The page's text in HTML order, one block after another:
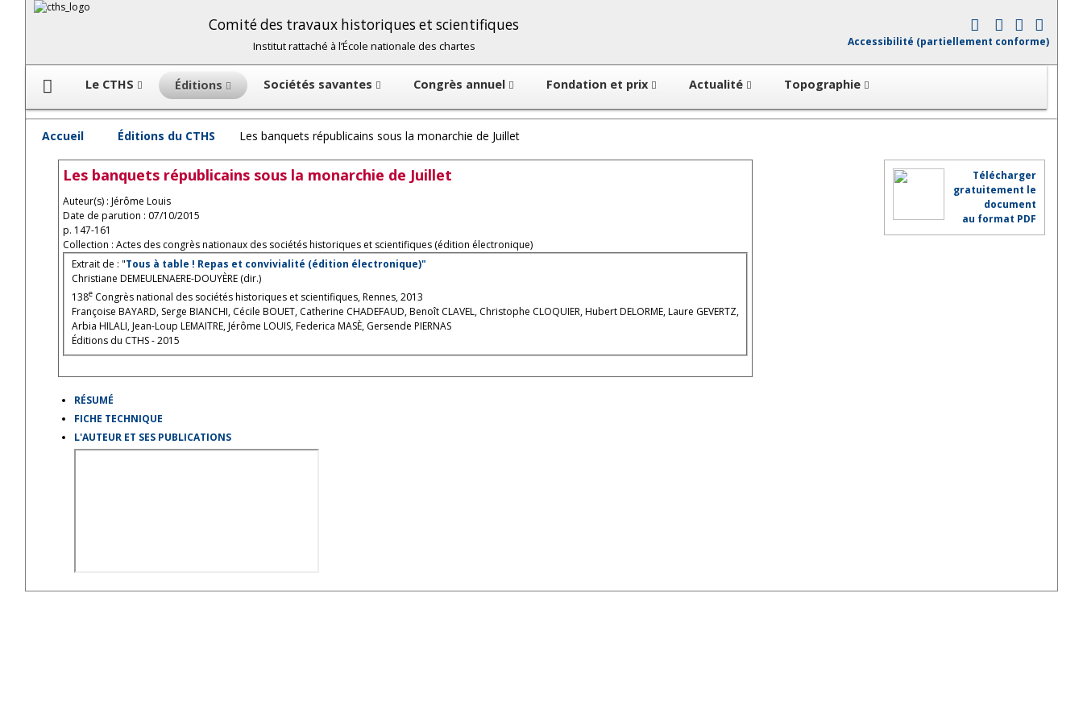
Comité des travaux historiques et scientifiques
Institut rattaché à l’École nationale des chartes Accessibilité (partiellement conforme)
Le CTHS Éditions Sociétés savantes Congrès annuel Fondation et prix Actualité Topographie
Accueil Éditions du CTHS Les banquets républicains sous la monarchie de Juillet
Les banquets républicains sous la monarchie de Juillet
Auteur(s) : Jérôme Louis
Date de parution : 07/10/2015
p. 147-161
Collection : Actes des congrès nationaux des sociétés historiques et scientifiques (édition électronique)
Extrait de : "Tous à table ! Repas et convivialité (édition électronique)"
Christiane DEMEULENAERE-DOUYÈRE (dir.)
138e Congrès national des sociétés historiques et scientifiques, Rennes, 2013
Françoise BAYARD, Serge BIANCHI, Cécile BOUET, Catherine CHADEFAUD, Benoît CLAVEL, Christophe CLOQUIER, Hubert DELORME, Laure GEVERTZ,
Arbia HILALI, Jean-Loup LEMAITRE, Jérôme LOUIS, Federica MASÈ, Gersende PIERNAS
Éditions du CTHS - 2015
Télécharger
gratuitement le
document
au format PDF
RÉSUMÉ
FICHE TECHNIQUE
L'AUTEUR ET SES PUBLICATIONS